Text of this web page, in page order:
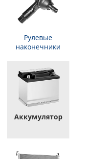
Рулевые
наконечники
Аккумулятор